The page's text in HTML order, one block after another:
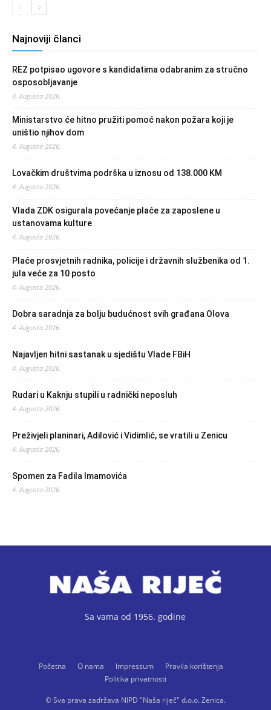
Najnoviji članci
REZ potpisao ugovore s kandidatima odabranim za stručno
osposobljavanje
4. Augusta 2026.
Ministarstvo će hitno pružiti pomoć nakon požara koji je
uništio njihov dom
4. Augusta 2026.
Lovačkim društvima podrška u iznosu od 138.000 KM
4. Augusta 2026.
Vlada ZDK osigurala povećanje plaće za zaposlene u
ustanovama kulture
4. Augusta 2026.
Plaće prosvjetnih radnika, policije i državnih službenika od 1.
jula veće za 10 posto
4. Augusta 2026.
Dobra saradnja za bolju budućnost svih građana Olova
4. Augusta 2026.
Najavljen hitni sastanak u sjedištu Vlade FBiH
4. Augusta 2026.
Rudari u Kaknju stupili u radnički neposluh
4. Augusta 2026.
Preživjeli planinari, Adilović i Vidimlić, se vratili u Zenicu
4. Augusta 2026.
Spomen za Fadila Imamovića
4. Augusta 2026.
Sa vama od 1956. godine
Početna O nama Impressum
Pravila korištenja
Politika privatnosti
© Sva prava zadržava NIPD "Naša riječ" d.o.o. Zenica.